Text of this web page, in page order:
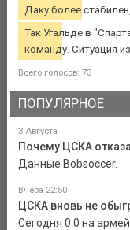
Даку более
Так Угальде в
команду. Ситуация
Всего голосов: 73
ПОПУЛЯРНОЕ
3 Августа
Почему ЦСКА
Данные Bobsoccer.
Вчера 22:50
ЦСКА вновь не
Сегодня 0:0 на